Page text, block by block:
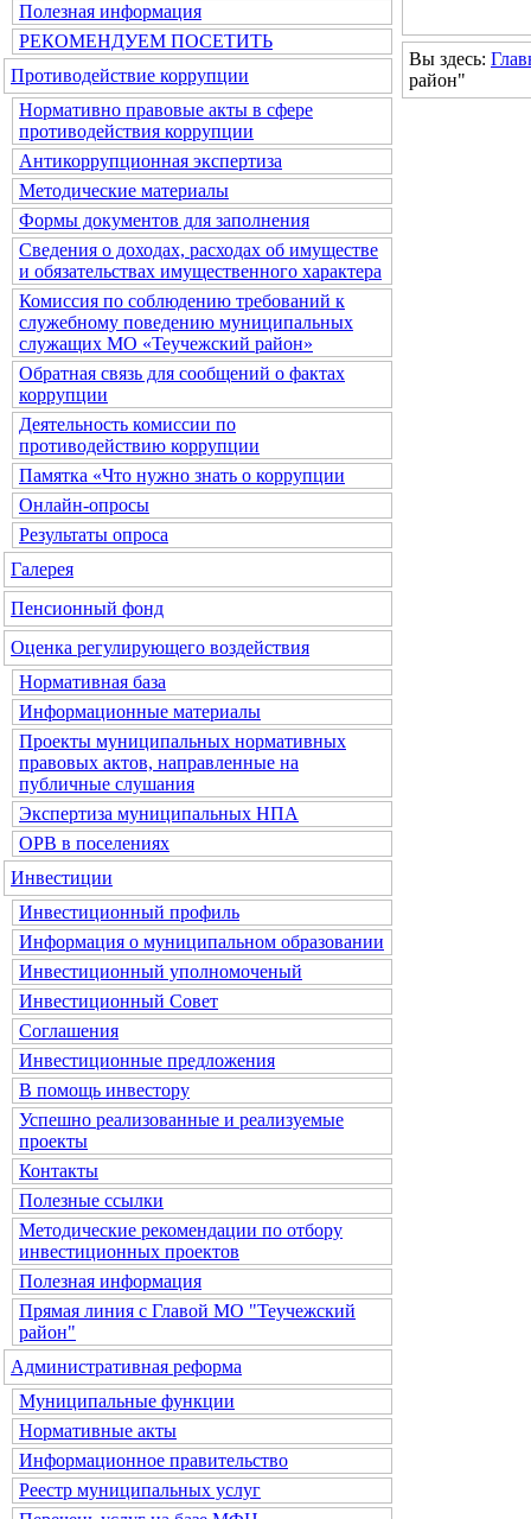
Полезная информация
РЕКОМЕНДУЕМ ПОСЕТИТЬ
Противодействие коррупции
Нормативно правовые акты в сфере
противодействия коррупции
Антикоррупционная экспертиза
Методические материалы
Формы документов для заполнения
Сведения о доходах, расходах об имуществе
и обязательствах имущественного характера
Комиссия по соблюдению требований к
служебному поведению муниципальных
служащих МО «Теучежский район»
Обратная связь для сообщений о фактах
коррупции
Деятельность комиссии по
противодействию коррупции
Памятка «Что нужно знать о коррупции
Онлайн-опросы
Результаты опроса
Галерея
Пенсионный фонд
Оценка регулирующего воздействия
Нормативная база
Информационные материалы
Проекты муниципальных нормативных
правовых актов, направленные на
публичные слушания
Экспертиза муниципальных НПА
ОРВ в поселениях
Инвестиции
Инвестиционный профиль
Информация о муниципальном образовании
Инвестиционный уполномоченый
Инвестиционный Совет
Соглашения
Инвестиционные предложения
В помощь инвестору
Успешно реализованные и реализуемые
проекты
Контакты
Полезные ссылки
Методические рекомендации по отбору
инвестиционных проектов
Полезная информация
Прямая линия с Главой МО "Теучежский
район"
Административная реформа
Муниципальные функции
Нормативные акты
Информационное правительство
Реестр муниципальных услуг
Вы здесь:
район"